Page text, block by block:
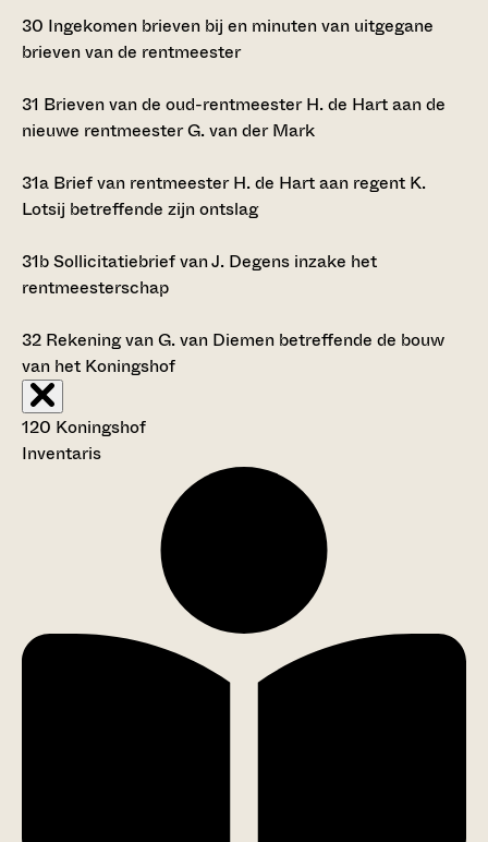
30 Ingekomen brieven bij en minuten van uitgegane
brieven van de rentmeester
31 Brieven van de oud-rentmeester H. de Hart aan de
nieuwe rentmeester G. van der Mark
31a Brief van rentmeester H. de Hart aan regent K.
Lotsij betreffende zijn ontslag
31bSollicitatiebrief van J. Degens inzake het
rentmeesterschap
32 Rekening van G. van Diemen betreffende de bouw
van het Koningshof
120 Koningshof
Inventaris